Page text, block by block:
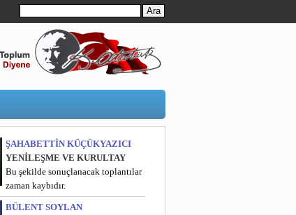
ŞAHABETTİN KÜÇÜKYAZICI
YENİLEŞME VE KURULTAY
Bu şekilde sonuçlanacak toplantılar
zaman kaybıdır.
BÜLENT SOYLAN